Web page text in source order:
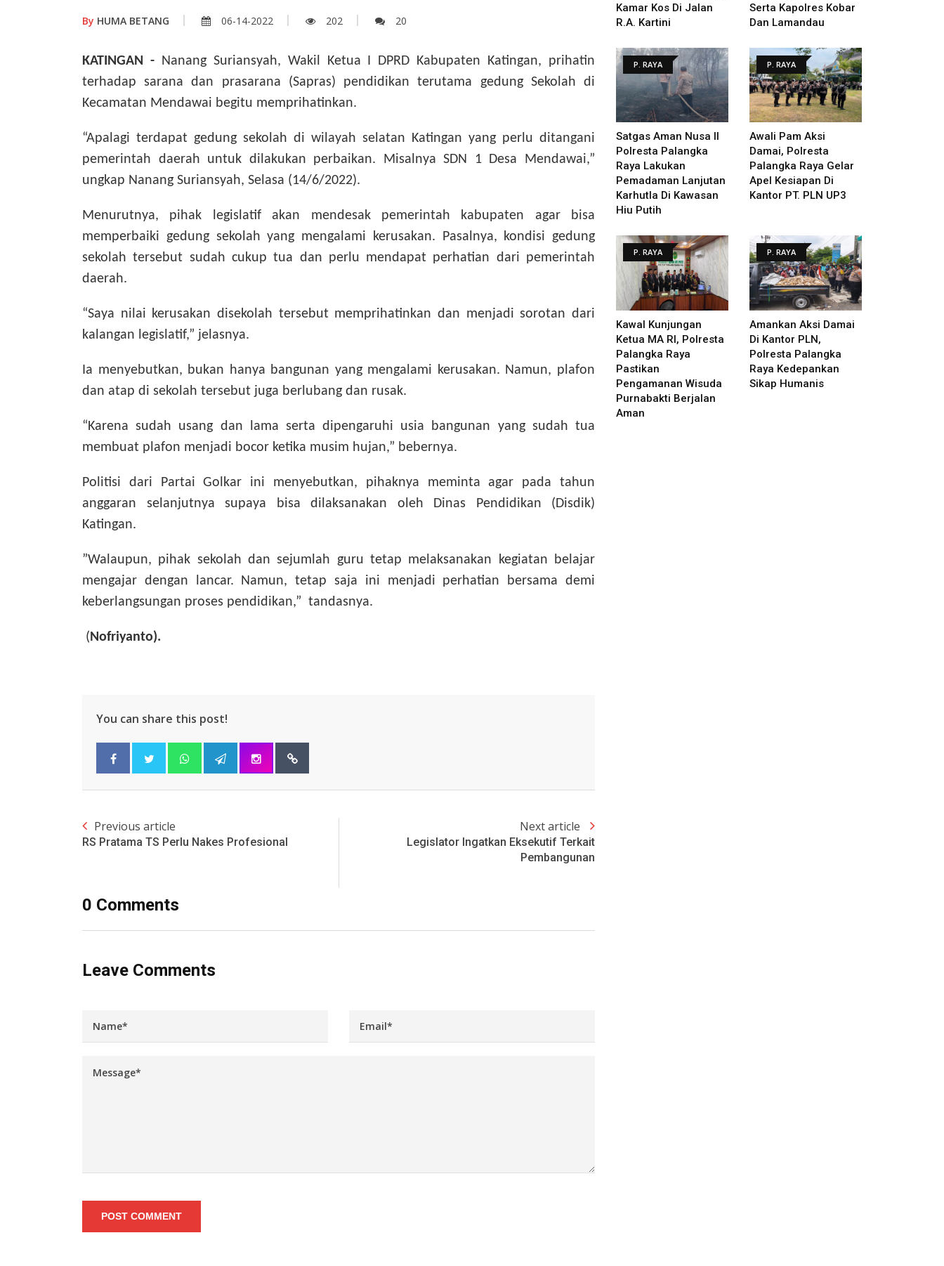
By HUMA BETANG 06-14-2022 202 20
KATINGAN -Nanang Suriansyah, Wakil Ketua I DPRD Kabupaten Katingan, prihatin
terhadap sarana dan prasarana (Sapras) pendidikan terutama gedung Sekolah di
Kecamatan Mendawai begitu memprihatinkan.
“Apalagi terdapat gedung sekolah di wilayah selatan Katingan yang perlu ditangani
pemerintah daerah untuk dilakukan perbaikan. Misalnya SDN 1 Desa Mendawai,”
ungkap Nanang Suriansyah, Selasa (14/6/2022).
Menurutnya, pihak legislatif akan mendesak pemerintah kabupaten agar bisa
memperbaiki gedung sekolah yang mengalami kerusakan. Pasalnya, kondisi gedung
sekolah tersebut sudah cukup tua dan perlu mendapat perhatian dari pemerintah
daerah.
“Saya nilai kerusakan disekolah tersebut memprihatinkan dan menjadi sorotan dari
kalangan legislatif,” jelasnya.
Ia menyebutkan, bukan hanya bangunan yang mengalami kerusakan. Namun, plafon
dan atap di sekolah tersebut juga berlubang dan rusak.
“Karena sudah usang dan lama serta dipengaruhi usia bangunan yang sudah tua
membuat plafon menjadi bocor ketika musim hujan,” bebernya.
Politisi dari Partai Golkar ini menyebutkan, pihaknya meminta agar pada tahun
anggaran selanjutnya supaya bisa dilaksanakan oleh Dinas Pendidikan (Disdik)
Katingan.
”Walaupun, pihak sekolah dan sejumlah guru tetap melaksanakan kegiatan belajar
mengajar dengan lancar. Namun, tetap saja ini menjadi perhatian bersama demi
keberlangsungan proses pendidikan,” tandasnya.
(Nofriyanto).
You can share this post!
Previous article
RS Pratama TS Perlu Nakes Profesional
Next article
Legislator Ingatkan Eksekutif Terkait
Pembangunan
0 Comments
Leave Comments
POST COMMENT
Kamar Kos Di Jalan
R.A. Kartini
Serta Kapolres Kobar
Dan Lamandau
P. RAYA
Satgas Aman Nusa II
Polresta Palangka
Raya Lakukan
Pemadaman Lanjutan
Karhutla Di Kawasan
Hiu Putih
P. RAYA
Awali Pam Aksi
Damai, Polresta
Palangka Raya Gelar
Apel Kesiapan Di
Kantor PT. PLN UP3
P. RAYA
Kawal Kunjungan
Ketua MA RI, Polresta
Palangka Raya
Pastikan
Pengamanan Wisuda
Purnabakti Berjalan
Aman
P. RAYA
Amankan Aksi Damai
Di Kantor PLN,
Polresta Palangka
Raya Kedepankan
Sikap Humanis